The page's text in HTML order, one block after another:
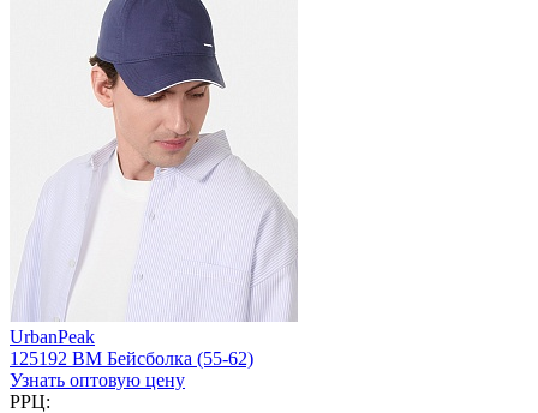
UrbanPeak
125192 BM Бейсболка (55-62)
Узнать оптовую цену
РРЦ: